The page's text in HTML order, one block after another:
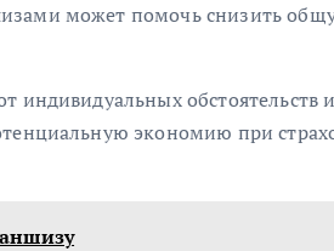
может помочь снизить
обстоятельств
экономию при